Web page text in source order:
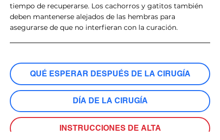
tiempo de recuperarse. Los cachorros y gatitos también
deben mantenerse alejados de las hembras para
asegurarse de que no interfieran con la curación.
QUÉ ESPERAR DESPUÉS DE LA CIRUGÍA
DÍA DE LA CIRUGÍA
INSTRUCCIONES DE ALTA